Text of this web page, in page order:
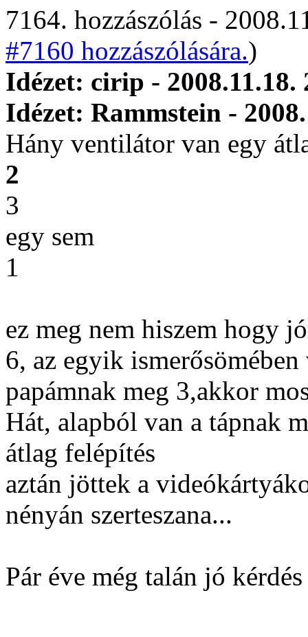
7164. hozzászólás -
#7160 hozzászólására.)
Idézet: cirip - 2008.11.18.
Idézet: Rammstein -
Hány ventilátor van egy
2
3
egy sem
1
ez meg nem hiszem hogy
6, az egyik
papámnak meg 3,akkor
Hát, alapból van a tápnak
átlag felépítés
aztán jöttek a
nényán szerteszana...
Pár éve még talán jó